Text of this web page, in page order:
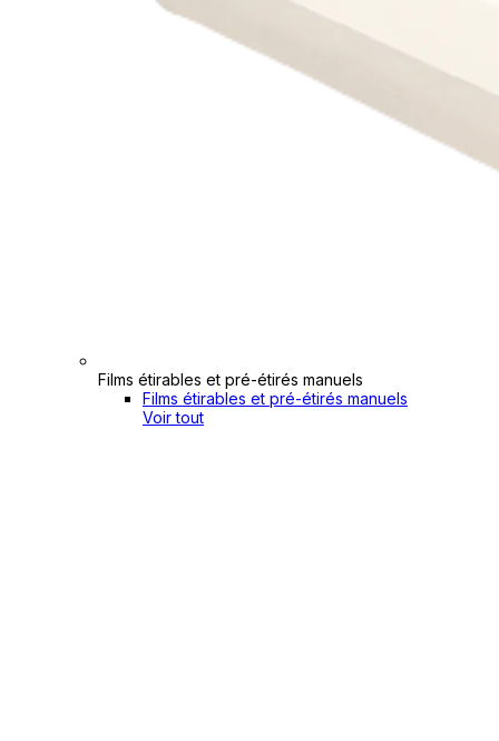
Films étirables et pré-étirés manuels
Films étirables et pré-étirés manuels
Voir tout